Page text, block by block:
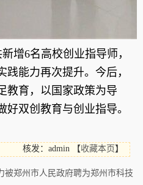
增6名高校创业指导师，
能力再次提升。今后，
教育，以国家政策为导
好双创教育与创业指导。
核发：admin 【收藏本页 】
被郑州市人民政府聘为郑州市科技